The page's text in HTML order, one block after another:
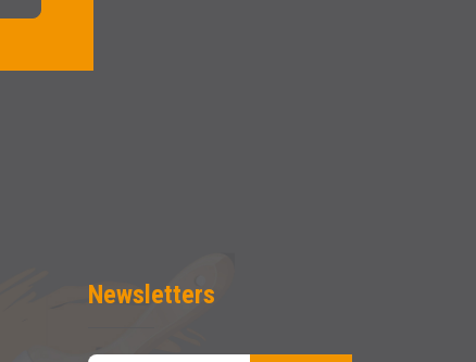
Newsletters